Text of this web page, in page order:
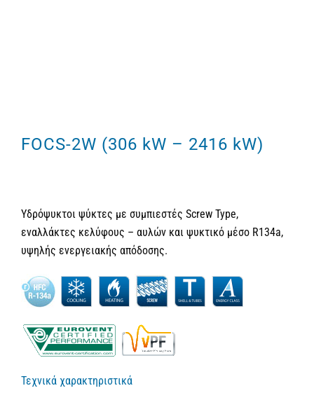
FOCS-2W (306 kW – 2416 kW)
Υδρόψυκτοι ψύκτες με συμπιεστές Screw Type,
εναλλάκτες κελύφους – αυλών και ψυκτικό μέσο R134a,
υψηλής ενεργειακής απόδοσης.
Τεχνικά χαρακτηριστικά